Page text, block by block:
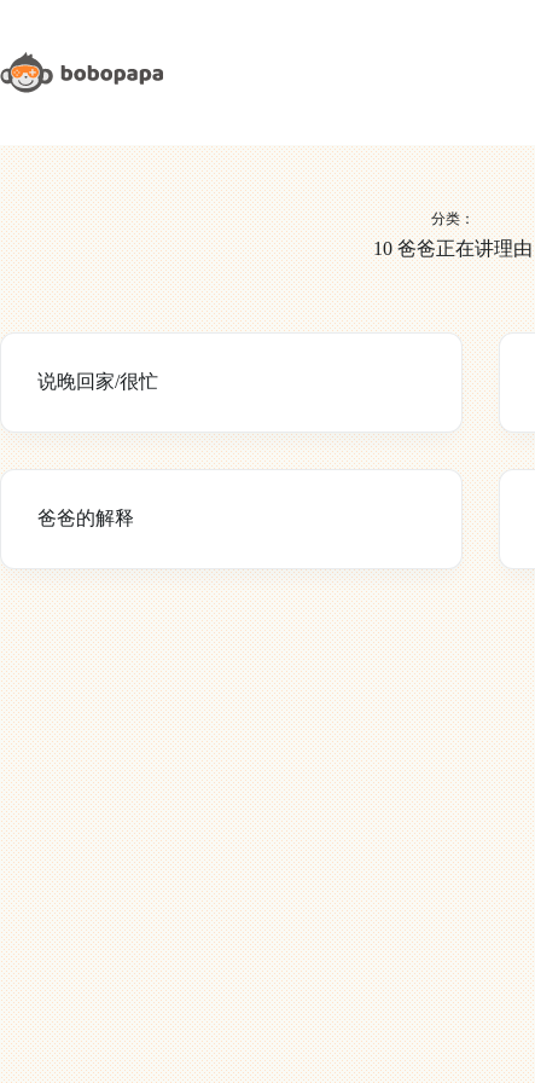
内
容
分类：
10 爸爸正在讲理由
说晚回家/很忙
爸爸的解释